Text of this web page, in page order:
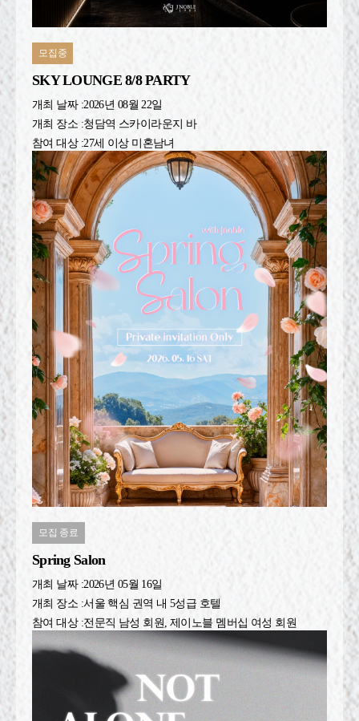
모집중
SKY LOUNGE 8/8 PARTY
개최 날짜 :2026년 08월 22일
개최 장소 :청담역 스카이라운지 바
참여 대상 :27세 이상 미혼남녀
모집 종료
Spring Salon
개최 날짜 :2026년 05월 16일
개최 장소 :서울 핵심 권역 내 5성급 호텔
참여 대상 :전문직 남성 회원, 제이노블 멤버십 여성 회원